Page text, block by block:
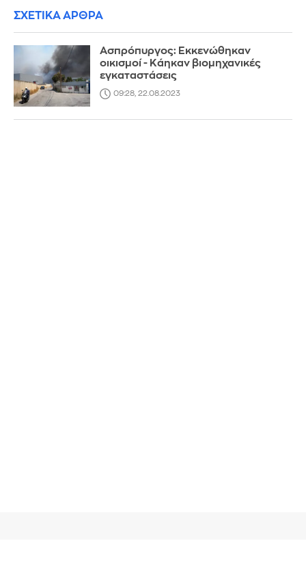
ΣΧΕΤΙΚΑ ΑΡΘΡΑ
Ασπρόπυργος: Εκκενώθηκαν
οικισμοί - Κάηκαν βιομηχανικές
εγκαταστάσεις
09:28, 22.08.2023